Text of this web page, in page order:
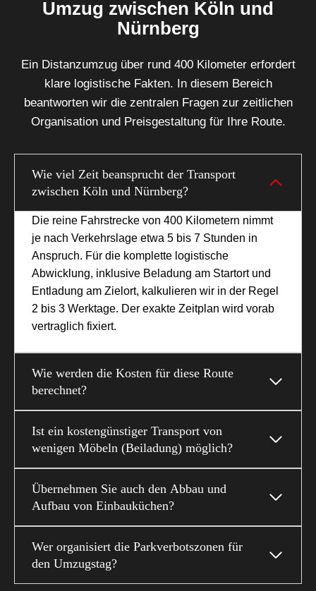
Umzug zwischen Köln und
Nürnberg
Ein Distanzumzug über rund 400 Kilometer erfordert
klare logistische Fakten. In diesem Bereich
beantworten wir die zentralen Fragen zur zeitlichen
Organisation und Preisgestaltung für Ihre Route.
Wie viel Zeit beansprucht der Transport
zwischen Köln und Nürnberg?
Die reine Fahrstrecke von 400 Kilometern nimmt
je nach Verkehrslage etwa 5 bis 7 Stunden in
Anspruch. Für die komplette logistische
Abwicklung, inklusive Beladung am Startort und
Entladung am Zielort, kalkulieren wir in der Regel
2 bis 3 Werktage. Der exakte Zeitplan wird vorab
vertraglich fixiert.
Wie werden die Kosten für diese Route
berechnet?
Ist ein kostengünstiger Transport von
wenigen Möbeln (Beiladung) möglich?
Übernehmen Sie auch den Abbau und
Aufbau von Einbauküchen?
Wer organisiert die Parkverbotszonen für
den Umzugstag?